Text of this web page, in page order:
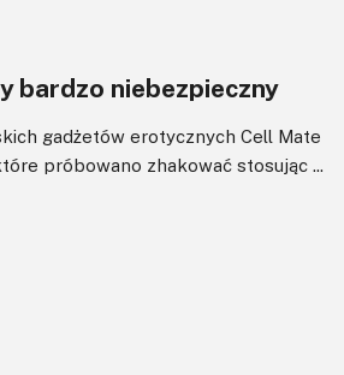
bardzo niebezpieczny
gadżetów erotycznych Cell Mate
próbowano zhakować stosując ...